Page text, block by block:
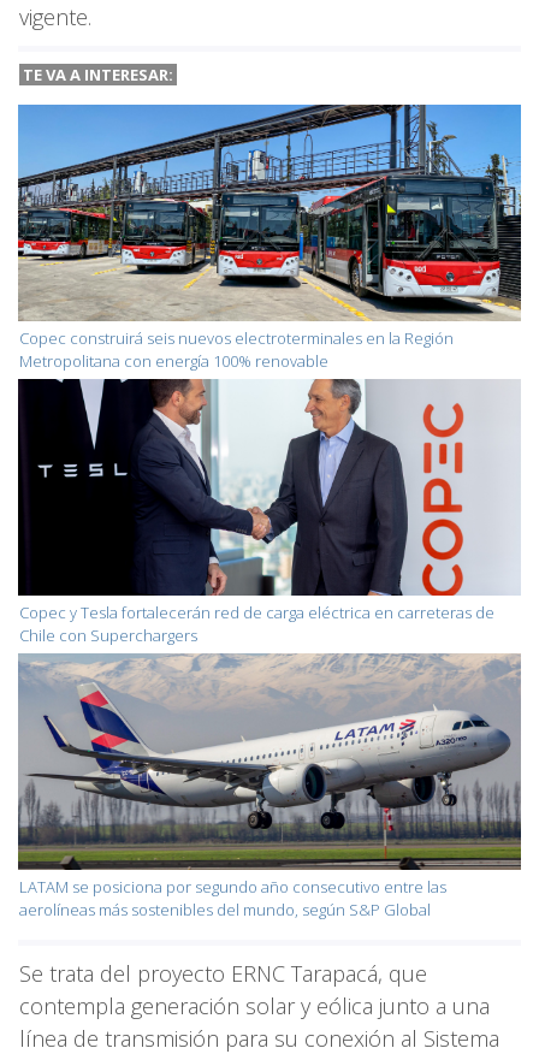
vigente.
TE VA A INTERESAR:
Copec construirá seis nuevos electroterminales en la Región
Metropolitana con energía 100% renovable
Copec y Tesla fortalecerán red de carga eléctrica en carreteras de
Chile con Superchargers
LATAM se posiciona por segundo año consecutivo entre las
aerolíneas más sostenibles del mundo, según S&P Global
Se trata del proyecto ERNC Tarapacá, que
contempla generación solar y eólica junto a una
línea de transmisión para su conexión al Sistema